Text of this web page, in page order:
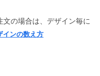
の場合は、デザイン毎に
インの数え方